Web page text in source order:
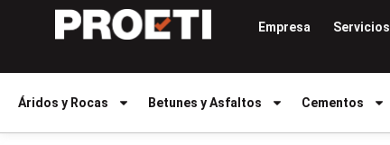
Empresa Servicios
Áridos y Rocas Betunes y Asfaltos Cementos